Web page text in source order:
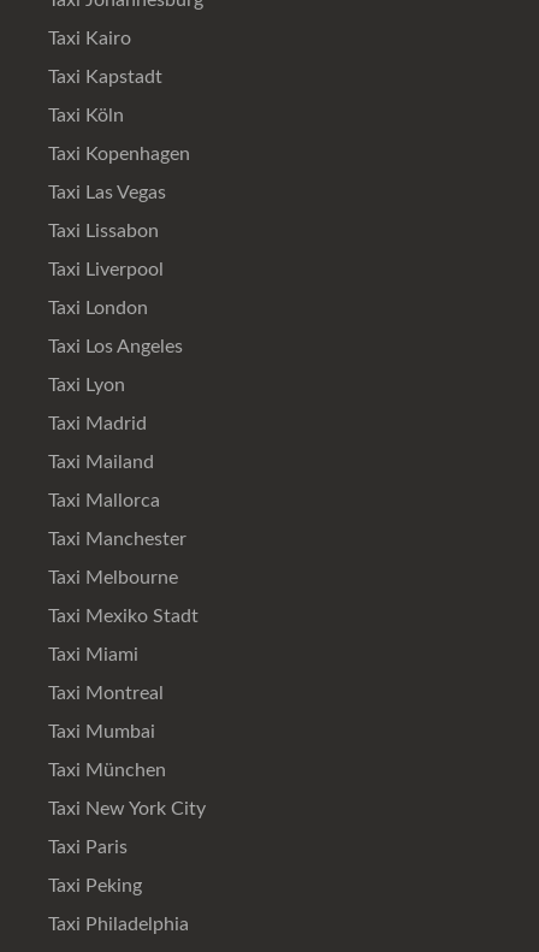
Taxi Kairo
Taxi Kapstadt
Taxi Köln
Taxi Kopenhagen
Taxi Las Vegas
Taxi Lissabon
Taxi Liverpool
Taxi London
Taxi Los Angeles
Taxi Lyon
Taxi Madrid
Taxi Mailand
Taxi Mallorca
Taxi Manchester
Taxi Melbourne
Taxi Mexiko Stadt
Taxi Miami
Taxi Montreal
Taxi Mumbai
Taxi München
Taxi New York City
Taxi Paris
Taxi Peking
Taxi Philadelphia